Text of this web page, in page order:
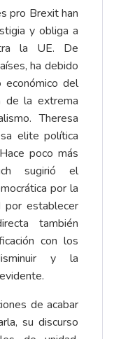
pro Brexit han
y obliga a
la UE. De
ha debido
económico del
de la extrema
Theresa
elite política
poco más
sugirió el
por la
por establecer
también
con los
y la
de acabar
su discurso